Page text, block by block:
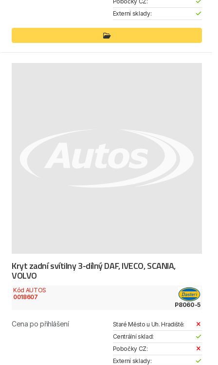
Externí sklady:
Kryt zadní svítilny 3-dílný DAF, IVECO, SCANIA,
VOLVO
Kód AUTOS
0018607
P8060-5
Cena po přihlášení
Staré Město u Uh. Hradiště:
Centrální sklad:
Pobočky CZ:
Externí sklady: